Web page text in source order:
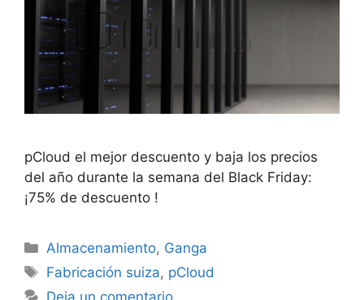
pCloud el mejor descuento y baja los precios
del año durante la semana del Black Friday:
¡75% de descuento !
Categorías
Almacenamiento, Ganga
Etiquetas
Fabricación suiza, pCloud
Deja un comentario